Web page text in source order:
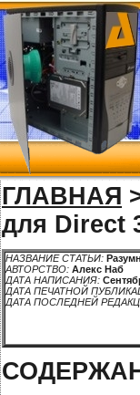
ГЛАВНАЯ
для Direct
НАЗВАНИЕ СТАТЬИ:
АВТОРСТВО: Алекс Наб
ДАТА НАПИСАНИЯ:
ДАТА ПЕЧАТНОЙ
ДАТА ПОСЛЕДНЕЙ